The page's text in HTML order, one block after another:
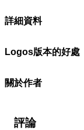
詳細資料
Logos版本的好處
關於作者
評論